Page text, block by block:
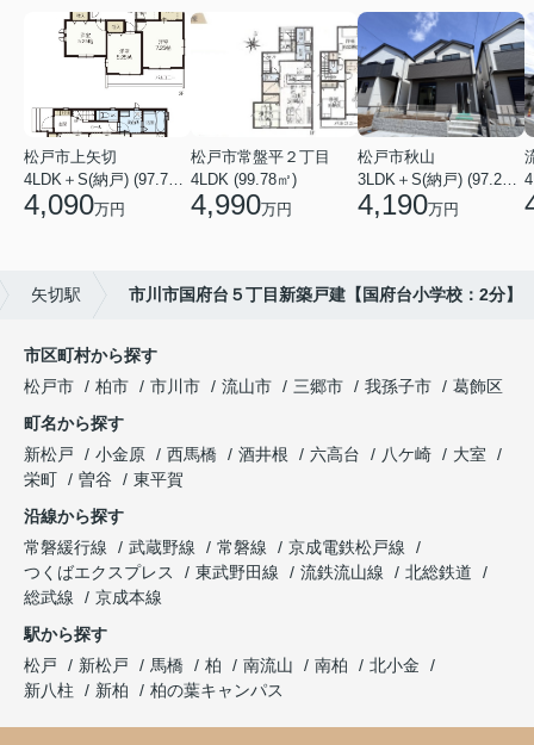
松戸市上矢切
4LDK＋S(納戸) (97.71㎡)
4,090万円
松戸市常盤平２丁目
4LDK (99.78㎡)
4,990万円
松戸市秋山
3LDK＋S(納戸) (97.29㎡)
4,190万円
矢切駅 市川市国府台５丁目新築戸建【国府台小学校：2分】
市区町村から探す
松戸市
柏市 市川市 流山市 三郷市 我孫子市
葛飾区
町名から探す
新松戸
小金原 西馬橋 酒井根 六高台 八ケ崎
大室
栄町
曽谷
東平賀
沿線から探す
常磐緩行線
武蔵野線 常磐線
京成電鉄松戸線
つくばエクスプレス
東武野田線 流鉄流山線
北総鉄道
総武線
京成本線
駅から探す
松戸
新松戸 馬橋 柏 南流山 南柏
北小金
新八柱
新柏 柏の葉キャンパス